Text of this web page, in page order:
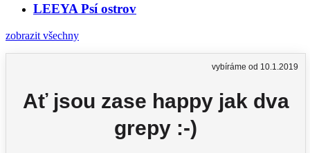
LEEYA Psí ostrov
zobrazit všechny